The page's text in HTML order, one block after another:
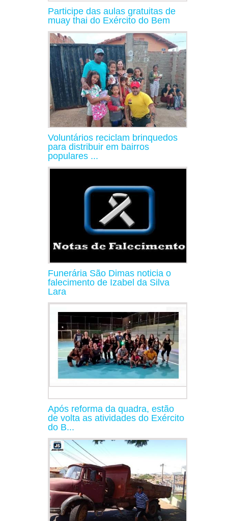
Participe das aulas gratuitas de
muay thai do Exército do Bem
Voluntários reciclam brinquedos
para distribuir em bairros
populares ...
Funerária São Dimas noticia o
falecimento de Izabel da Silva
Lara
Após reforma da quadra, estão
de volta as atividades do Exército
do B...